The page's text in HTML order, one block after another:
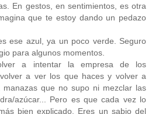
En gestos, en sentimientos, es otra
que te estoy dando un pedazo
ese azul, ya un poco verde. Seguro
para algunos momentos.
a intentar la empresa de los
a ver los que haces y volver a
manazas que no supo ni mezclar las
azúcar... Pero es que cada vez lo
bien explicado. Eres un sabio del